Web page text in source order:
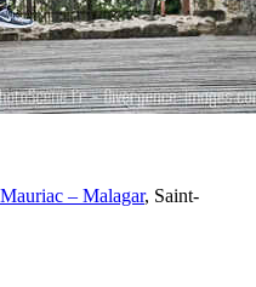
– Malagar, Saint-